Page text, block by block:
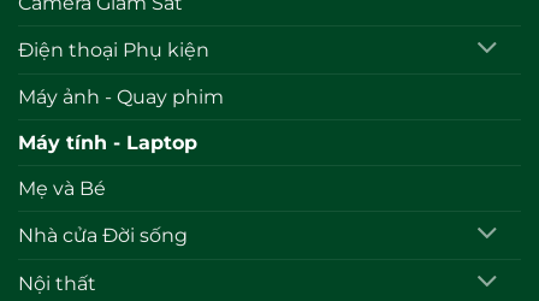
Điện thoại Phụ kiện
Máy ảnh - Quay phim
Máy tính - Laptop
Mẹ và Bé
Nhà cửa Đời sống
Nội thất